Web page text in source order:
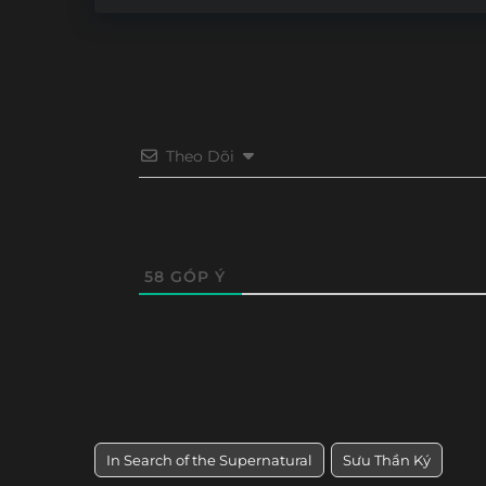
Theo Dõi
58 GÓP Ý
In Search of the Supernatural Sưu Thần Ký